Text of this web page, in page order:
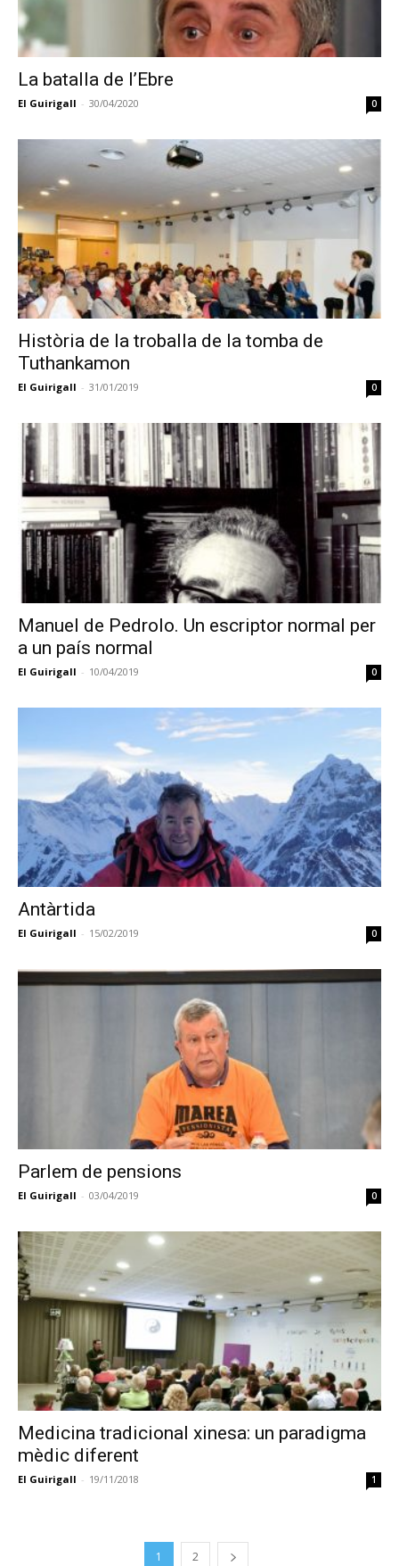
La batalla de l’Ebre
El Guirigall - 30/04/2020 0
Història de la troballa de la tomba de
Tuthankamon
El Guirigall - 31/01/2019 0
Manuel de Pedrolo. Un escriptor normal per
a un país normal
El Guirigall - 10/04/2019 0
Antàrtida
El Guirigall - 15/02/2019 0
Parlem de pensions
El Guirigall - 03/04/2019 0
Medicina tradicional xinesa: un paradigma
mèdic diferent
El Guirigall - 19/11/2018 1
1 2